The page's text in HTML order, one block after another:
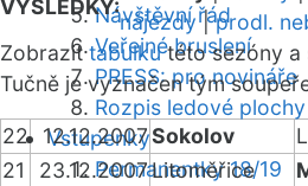
Návštěvní řád
Veřejné bruslení
PRESS: pro novináře
Rozpis ledové plochy
Vstupenky
Permanentky 18/19
VÝSLEDKY:
nájezdy|prodl.
Zobrazittabulkutéto sezóny a
Tučně je vyznačen tým
22 12.12.2007Sokolov
21
23.12.2007Litoměřice